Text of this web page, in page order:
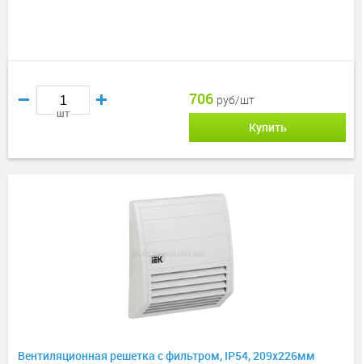
шт
706 руб/шт
Купить
Вентиляционная решетка с фильтром, IP54, 209х226мм